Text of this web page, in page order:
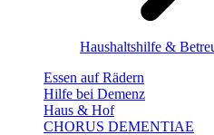
Haushaltshilfe &
Essen auf Rädern
Hilfe bei Demenz
Haus & Hof
CHORUS DEMENTIAE